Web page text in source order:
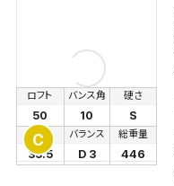
C
ロフト
50
バンス角
10
硬さ
S
長さ
35.5
バランス
D 3
総重量
446